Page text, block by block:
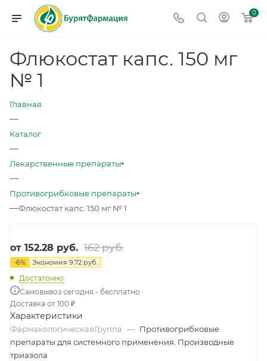
0
Флюкостат капс. 150 мг
№ 1
Главная
—
Каталог
—
Лекарственные препараты
—
Противогрибковые препараты
—Флюкостат капс. 150 мг № 1
от 152.28 руб. 162 руб.
-6% Экономия 9.72 руб.
Достаточно
Самовывоз сегодня - бесплатно
Доставка от 100 ₽
Характеристики
ФармакологическаяГруппа — Противогрибковые
препараты для системного применения. Производные
триазола